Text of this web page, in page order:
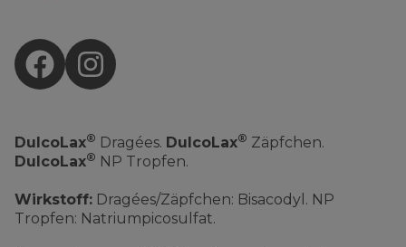
DulcoLax® Dragées. DulcoLax® Zäpfchen.
DulcoLax® NP Tropfen.
Wirkstoff: Dragées/Zäpfchen: Bisacodyl. NP
Tropfen: Natriumpicosulfat.